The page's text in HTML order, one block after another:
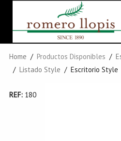
Home Productos Disponibles
Listado Style
Escritorio Style
REF: 180